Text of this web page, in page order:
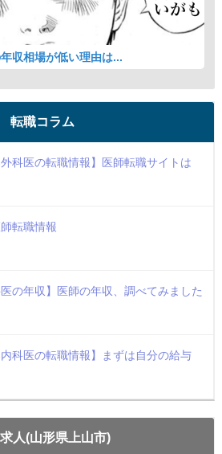
収相場が低い理由は...
転職コラム
外科医の転職情報】医師転職サイトは
転職情報
医の年収】医師の年収、調べてみました
内科医の転職情報】まずは自分の給与
人(山形県上山市)